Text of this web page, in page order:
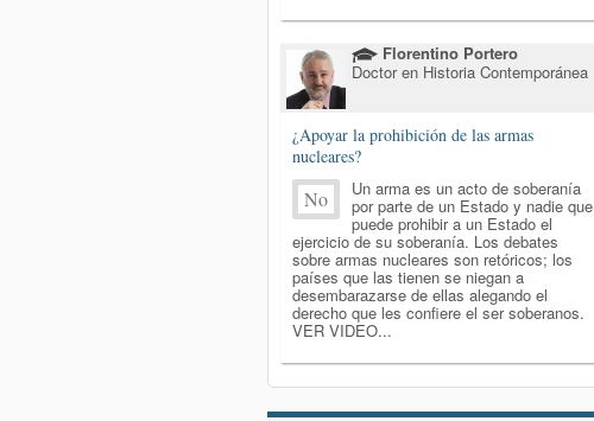
Florentino Portero
Doctor en Historia Contemporánea
¿Apoyar la prohibición de las armas
nucleares?
No Un arma es un acto de soberanía
por parte de un Estado y nadie que
puede prohibir a un Estado el
ejercicio de su soberanía. Los debates
sobre armas nucleares son retóricos; los
países que las tienen se niegan a
desembarazarse de ellas alegando el
derecho que les confiere el ser soberanos.
VER VIDEO...